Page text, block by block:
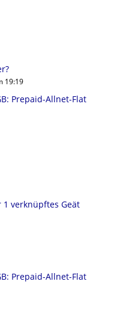
19:19
Prepaid-Allnet-Flat
verknüpftes Geät
Prepaid-Allnet-Flat